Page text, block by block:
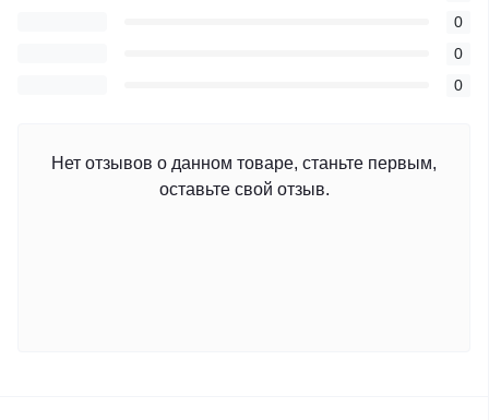
0
0
0
Нет отзывов о данном товаре, станьте первым,
оставьте свой отзыв.